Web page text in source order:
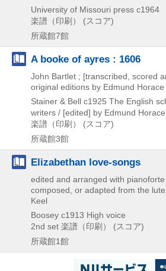
University of Missouri press c1964
楽譜（印刷） (スコア)
所蔵館7館
A booke of ayres : 1606
John Bartlet ; [transcribed, scored
original editions by Edmund Horace
Stainer & Bell c1925 The English
writers / [edited] by Edmund
楽譜（印刷） (スコア)
所蔵館3館
Elizabethan love-songs
edited and arranged with
composed, or adapted from the
Keel
Boosey c1913 High voice
2nd set 楽譜（印刷） (スコア)
所蔵館1館